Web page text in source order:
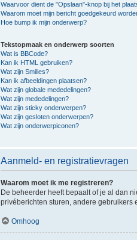
Waarvoor dient de "Opslaan"-knop bij het
Waarom moet mijn bericht goedgekeurd
Hoe bump ik mijn onderwerp?
Tekstopmaak en onderwerp soorten
Wat is BBCode?
Kan ik HTML gebruiken?
Wat zijn Smilies?
Kan ik afbeeldingen plaatsen?
Wat zijn globale mededelingen?
Wat zijn mededelingen?
Wat zijn sticky onderwerpen?
Wat zijn gesloten onderwerpen?
Wat zijn onderwerpiconen?
Aanmeld- en registratievragen
Waarom moet ik me registreren?
De beheerder heeft bepaalt of je al dan
privéberichten sturen, andere gebruikers
Omhoog